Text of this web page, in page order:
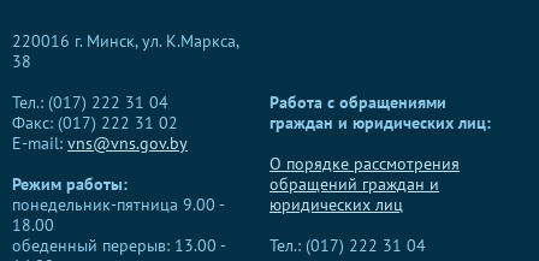
220016 г. Минск, ул. К.Маркса,
38
Тел.: (017) 222 31 04
Факс: (017) 222 31 02
E-mail: vns@vns.gov.by
Режим работы:
понедельник-пятница 9.00 -
18.00
обеденный перерыв: 13.00 -
Работа с обращениями
граждан и юридических лиц:
О порядке рассмотрения
обращений граждан и
юридических лиц
Тел.: (017) 222 31 04